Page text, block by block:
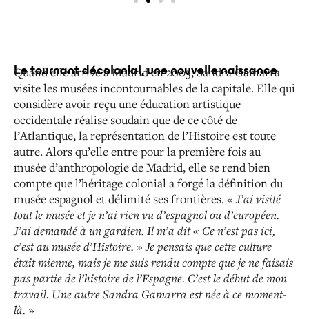
Le tournant décolonial, une nouvelle naissance
Quand elle arrive à Madrid en 2003, Sandra Gamarra
visite les musées incontournables de la capitale. Elle qui
considère avoir reçu une éducation artistique
occidentale réalise soudain que de ce côté de
l’Atlantique, la représentation de l’Histoire est toute
autre. Alors qu’elle entre pour la première fois au
musée d’anthropologie de Madrid, elle se rend bien
compte que l’héritage colonial a forgé la définition du
musée espagnol et délimité ses frontières. «J’ai visité
tout le musée et je n’ai rien vu d’espagnol ou d’européen.
J’ai demandé à un gardien. Il m’a dit « Ce n’est pas ici,
c’est au musée d’Histoire. » Je pensais que cette culture
était mienne, mais je me suis rendu compte que je ne faisais
pas partie de l’histoire de l’Espagne. C’est le début de mon
travail. Une autre Sandra Gamarra est née à ce moment-
là. »